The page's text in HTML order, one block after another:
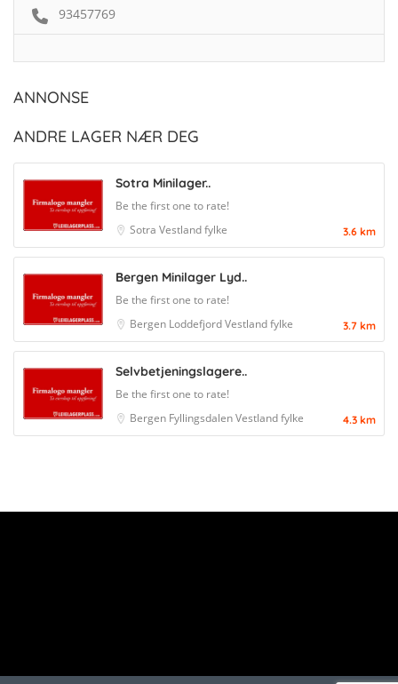
93457769
ANNONSE
ANDRE LAGER NÆR DEG
Sotra Minilager..
Be the first one to rate!
Sotra Vestland fylke 3.6 km
Bergen Minilager Lyd..
Be the first one to rate!
Bergen LoddefjordVestland fylke 3.7 km
Selvbetjeningslagere..
Be the first one to rate!
Bergen FyllingsdalenVestland fylke 4.3 km